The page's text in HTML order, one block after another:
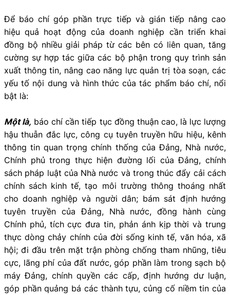
Để báo chí góp phần trực tiếp và gián tiếp nâng cao
hiệu quả hoạt động của doanh nghiệp cần triển khai
đồng bộ nhiều giải pháp từ các bên có liên quan, tăng
cường sự hợp tác giữa các bộ phận trong quy trình sản
xuất thông tin, nâng cao năng lực quản trị tòa soạn, các
yếu tố nội dung và hình thức của tác phẩm báo chí, nổi
bật là:
Một là, báo chí cần tiếp tục đồng thuận cao, là lực lượng
hậu thuẫn đắc lực, công cụ tuyên truyền hữu hiệu, kênh
thông tin quan trọng chính thống của Đảng, Nhà nước,
Chính phủ trong thực hiện đường lối của Đảng, chính
sách pháp luật của Nhà nước và trong thúc đẩy cải cách
chính sách kinh tế, tạo môi trường thông thoáng nhất
cho doanh nghiệp và người dân; bám sát định hướng
tuyên truyền của Đảng, Nhà nước, đồng hành cùng
Chính phủ, tích cực đưa tin, phản ánh kịp thời và trung
thực dòng chảy chính của đời sống kinh tế, văn hóa, xã
hội; đi đầu trên mặt trận phòng chống tham nhũng, tiêu
cực, lãng phí của đất nước, góp phần làm trong sạch bộ
máy Đảng, chính quyền các cấp, định hướng dư luận,
góp phần quảng bá các thành tựu, củng cố niềm tin của